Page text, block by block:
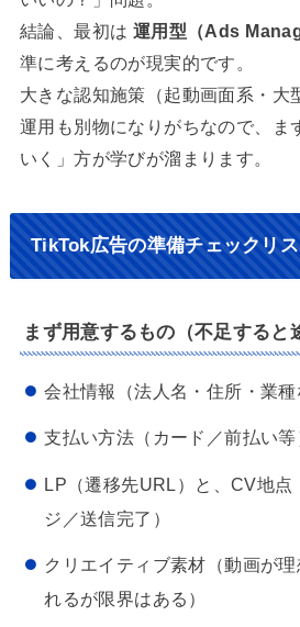
結論、最初は 運用型（Ads
準に考えるのが現実的です。
大きな認知施策（起動画面系・大
運用も別物になりがちなので、ま
いく」方が学びが溜まります。
TikTok広告の準備チェックリ
まず用意するもの（不足すると
会社情報（法人名・住所・業種
支払い方法（カード／前払い等
LP（遷移先URL）と、CV地点
ジ／送信完了）
クリエイティブ素材（動画が
れるが限界はある）